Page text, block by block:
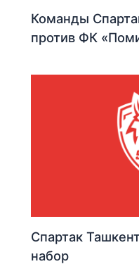
Команды
против ФК
Спартак
набор